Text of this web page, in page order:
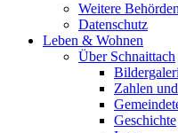
Weitere Behörden
Datenschutz
Leben & Wohnen
Über Schnaittach
Zahlen
Geschichte